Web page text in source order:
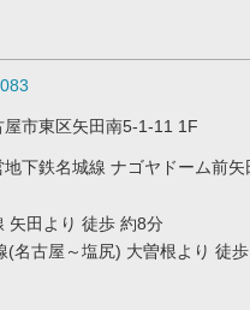
屋市東区矢田南5-1-11 1F
下鉄名城線 ナゴヤドーム前矢
矢田より 徒歩 約8分
(名古屋～塩尻) 大曽根より 徒